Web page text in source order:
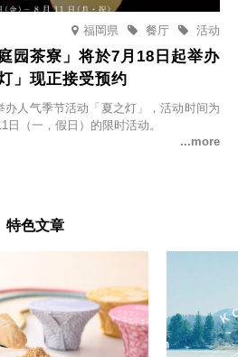
福岡県 活动
餐厅
园茶寮」将於7月18日起举办
」现正接受预约
人气季节活动「夏之灯」，活动时间为
日（一，假日）的限时活动。
特色文章